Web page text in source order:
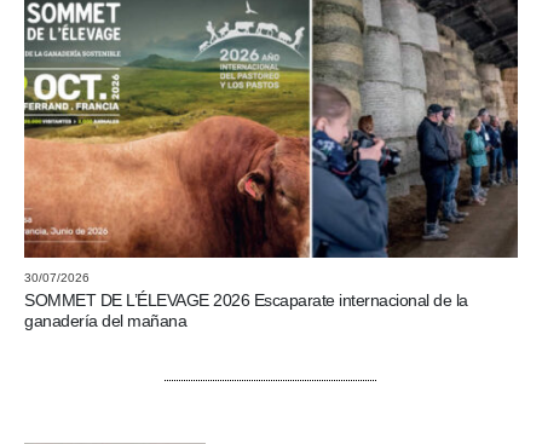
30/07/2026
SOMMET DE L’ÉLEVAGE 2026 Escaparate internacional de la
ganadería del mañana